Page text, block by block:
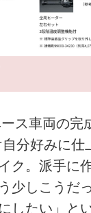
ス車両の完
分好みに仕
ク。派手に
少しこうだ
したい」と